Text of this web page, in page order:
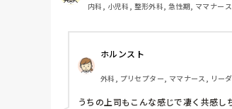
あなたがどうするかなんて知らないし
子どもに無理させてでも働くことが
休む立場だから何も言えないけどこ
内科, 小児科, 整形外科, 急性期, ママナー
ホルンスト
外科, プリセプター, ママナース, リー
うちの上司もこんな感じで凄く共感し